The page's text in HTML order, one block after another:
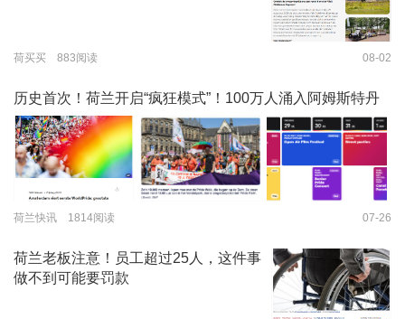
荷买买 883阅读 08-02
历史首次！荷兰开启“疯狂模式”！100万人涌入阿姆斯特丹
荷兰快讯 1814阅读 07-26
荷兰老板注意！员工超过25人，这件事
做不到可能要罚款